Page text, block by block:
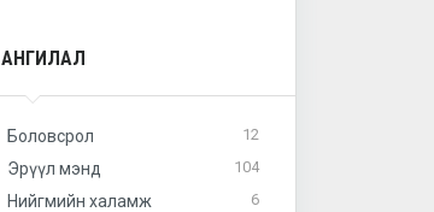
АНГИЛАЛ
Боловсрол 12
Эрүүл мэнд 104
Нийгмийн халамж 6